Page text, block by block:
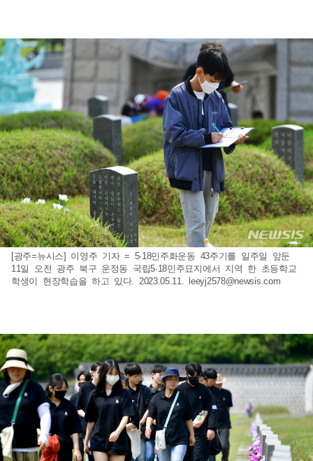
[광주=뉴시스] 이영주 기자 = 5·18민주화운동 43주기를 일주일 앞둔
11일 오전 광주 북구 운정동 국립5·18민주묘지에서 지역 한 초등학교
학생이 현장학습을 하고 있다. 2023.05.11.
leeyj2578@newsis.com